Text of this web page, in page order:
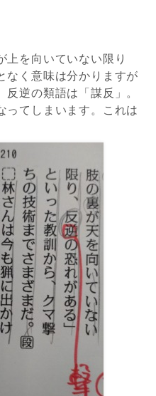
上を向いていない限り
なく意味は分かりますが
反逆の類語は「謀反」。
ってしまいます。これは